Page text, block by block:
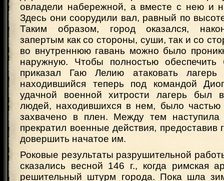
овладели набережной, а вместе с нею и
Здесь они соорудили вал, равный по
Таким образом, город оказался,
запертым как со стороны, суши, так и со
во внутреннюю гавань можно было
наружную. Чтобы полностью обеспечить
приказал Гаю Лелию атаковать
находившийся теперь под командой
удачной военной хитрости лагерь был
людей, находившихся в нем, было частью
захвачено в плен. Между тем
прекратил военные действия, предоставив
довершить начатое им.
Роковые результаты разрушительной
сказались весной 146 г., когда римская
решительный штурм города. Пока шла